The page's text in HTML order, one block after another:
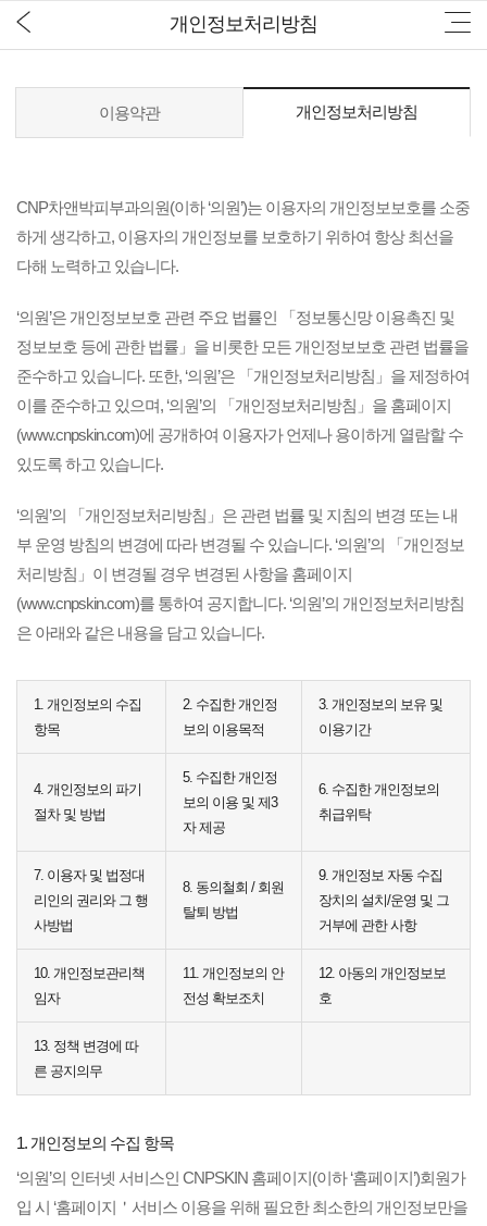
개인정보처리방침
이용약관 개인정보처리방침
CNP차앤박피부과의원(이하 ‘의원’)는 이용자의 개인정보보호를 소중
하게 생각하고, 이용자의 개인정보를 보호하기 위하여 항상 최선을
다해 노력하고 있습니다.
‘의원’은 개인정보보호 관련 주요 법률인 「정보통신망 이용촉진 및
정보보호 등에 관한 법률」을 비롯한 모든 개인정보보호 관련 법률을
준수하고 있습니다. 또한, ‘의원’은 「개인정보처리방침」을 제정하여
이를 준수하고 있으며, ‘의원’의 「개인정보처리방침」을 홈페이지
(www.cnpskin.com)에 공개하여 이용자가 언제나 용이하게 열람할 수
있도록 하고 있습니다.
‘의원’의 「개인정보처리방침」은 관련 법률 및 지침의 변경 또는 내
부 운영 방침의 변경에 따라 변경될 수 있습니다. ‘의원’의 「개인정보
처리방침」이 변경될 경우 변경된 사항을 홈페이지
(www.cnpskin.com)를 통하여 공지합니다. ‘의원’의 개인정보처리방침
은 아래와 같은 내용을 담고 있습니다.
1. 개인정보의 수집
항목
2. 수집한 개인정
보의 이용목적
3. 개인정보의 보유 및
이용기간
4. 개인정보의 파기
절차 및 방법
5. 수집한 개인정
보의 이용 및 제3
자 제공
6. 수집한 개인정보의
취급위탁
7. 이용자 및 법정대
리인의 권리와 그 행
사방법
8. 동의철회 / 회원
탈퇴 방법
9. 개인정보 자동 수집
장치의 설치/운영 및 그
거부에 관한 사항
10. 개인정보관리책
임자
11. 개인정보의 안
전성 확보조치
12. 아동의 개인정보보
호
13. 정책 변경에 따
른 공지의무
1. 개인정보의 수집 항목
‘의원’의 인터넷 서비스인 CNPSKIN 홈페이지(이하 ‘홈페이지’)회원가
입 시 ‘홈페이지＇서비스 이용을 위해 필요한 최소한의 개인정보만을